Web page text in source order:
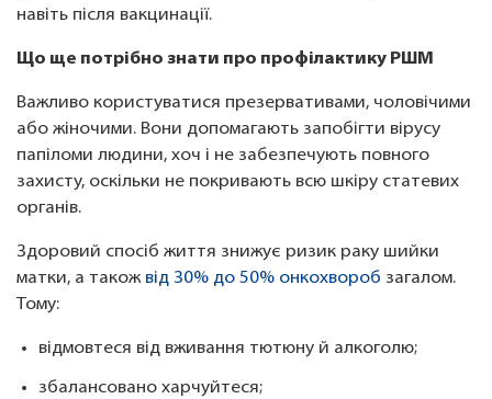
навіть після вакцинації.
Що ще потрібно знати про профілактику РШМ
Важливо користуватися презервативами, чоловічими
або жіночими. Вони допомагають запобігти вірусу
папіломи людини, хоч і не забезпечують повного
захисту, оскільки не покривають всю шкіру статевих
органів.
Здоровий спосіб життя знижує ризик раку шийки
матки, а також від 30% до 50% онкохвороб загалом.
Тому:
відмовтеся від вживання тютюну й алкоголю;
збалансовано харчуйтеся;